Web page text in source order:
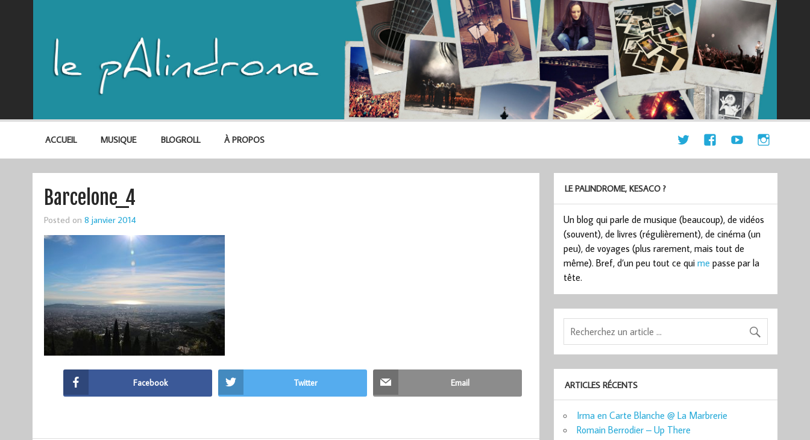
ACCUEIL MUSIQUE BLOGROLL À PROPOS
Barcelone_4
Posted on 8 janvier 2014
Facebook Twitter Email
LE PALINDROME, KESACO ?
Un blog qui parle de musique (beaucoup), de vidéos
(souvent), de livres (régulièrement), de cinéma (un
peu), de voyages (plus rarement, mais tout de
même). Bref, d’un peu tout ce quime passe par la
tête.
ARTICLES RÉCENTS
Irma en Carte Blanche @ La Marbrerie
Romain Berrodier – Up There